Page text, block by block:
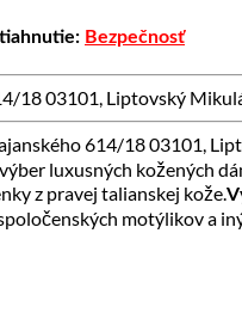
Bezpečnosť
18 03101, Liptovský
614/18 03101,
luxusných kožených
z pravej talianskej kože.
motýlikov a